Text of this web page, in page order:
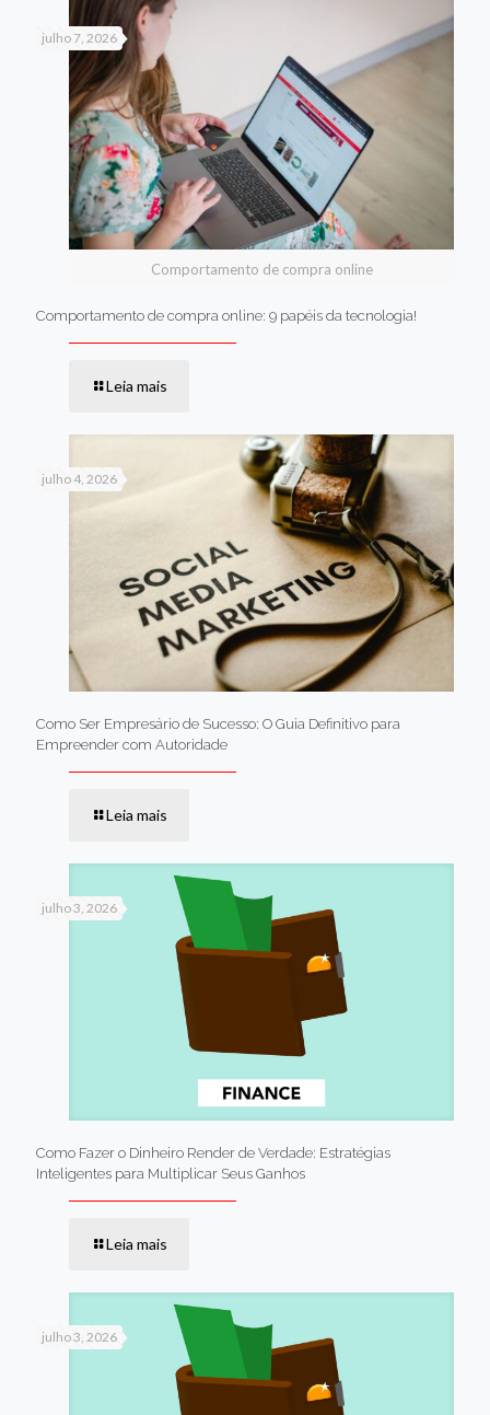
Comportamento de compra online
julho 7, 2026
Comportamento de compra online: 9 papéis da tecnologia!
Leia mais
julho 4, 2026
Como Ser Empresário de Sucesso: O Guia Definitivo para
Empreender com Autoridade
Leia mais
julho 3, 2026
Como Fazer o Dinheiro Render de Verdade: Estratégias
Inteligentes para Multiplicar Seus Ganhos
Leia mais
julho 3, 2026